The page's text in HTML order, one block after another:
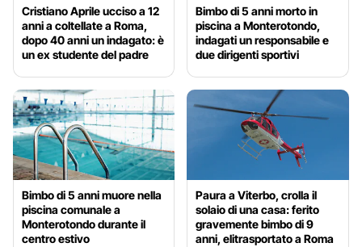
Cristiano Aprile ucciso a 12
anni a coltellate a Roma,
dopo 40 anni un indagato: è
un ex studente del padre
Bimbo di 5 anni morto in
piscina a Monterotondo,
indagati un responsabile e
due dirigenti sportivi
Bimbo di 5 anni muore nella
piscina comunale a
Monterotondo durante il
centro estivo
Paura a Viterbo, crolla il
solaio di una casa: ferito
gravemente bimbo di 9
anni, elitrasportato a Roma